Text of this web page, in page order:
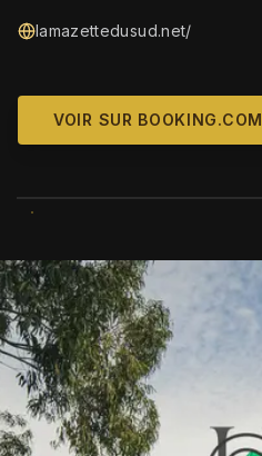
lamazettedusud.net/
VOIR SUR BOOKING.COM